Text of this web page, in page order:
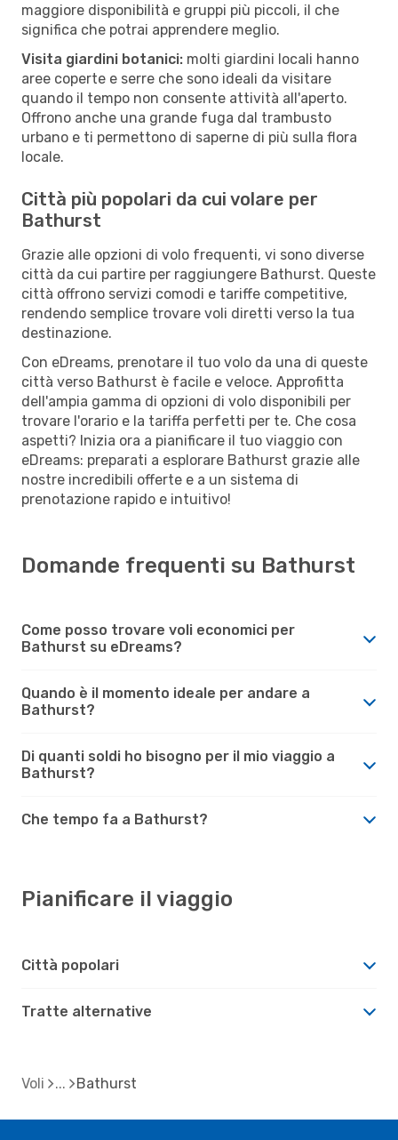
maggiore disponibilità e gruppi più piccoli, il che
significa che potrai apprendere meglio.
Visita giardini botanici: molti giardini locali hanno
aree coperte e serre che sono ideali da visitare
quando il tempo non consente attività all'aperto.
Offrono anche una grande fuga dal trambusto
urbano e ti permettono di saperne di più sulla flora
locale.
Città più popolari da cui volare per
Bathurst
Grazie alle opzioni di volo frequenti, vi sono diverse
città da cui partire per raggiungere Bathurst. Queste
città offrono servizi comodi e tariffe competitive,
rendendo semplice trovare voli diretti verso la tua
destinazione.
Con eDreams, prenotare il tuo volo da una di queste
città verso Bathurst è facile e veloce. Approfitta
dell'ampia gamma di opzioni di volo disponibili per
trovare l'orario e la tariffa perfetti per te. Che cosa
aspetti? Inizia ora a pianificare il tuo viaggio con
eDreams: preparati a esplorare Bathurst grazie alle
nostre incredibili offerte e a un sistema di
prenotazione rapido e intuitivo!
Domande frequenti su Bathurst
Come posso trovare voli economici per
Bathurst su eDreams?
Quando è il momento ideale per andare a
Bathurst?
Di quanti soldi ho bisogno per il mio viaggio a
Bathurst?
Che tempo fa a Bathurst?
Pianificare il viaggio
Città popolari
Tratte alternative
Voli Bathurst